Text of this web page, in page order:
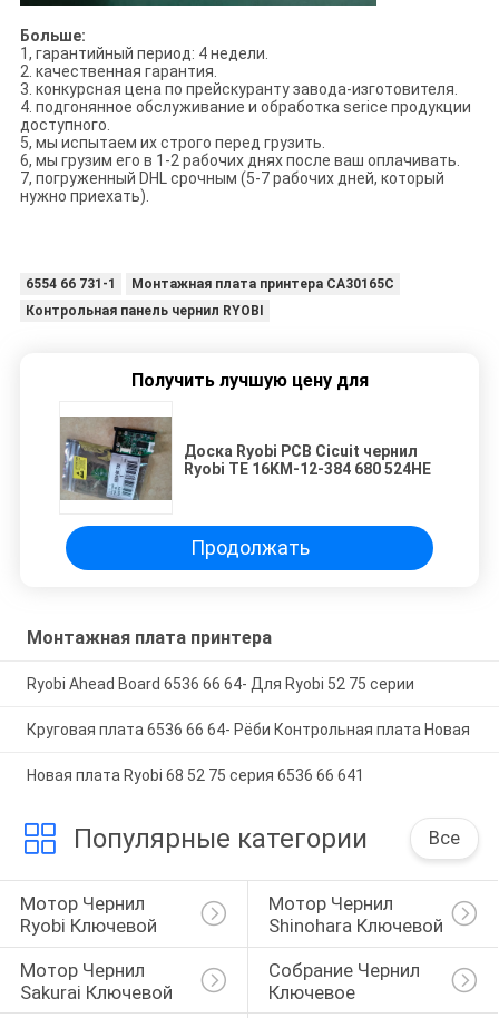
Больше:
1, гарантийный период: 4 недели.
2. качественная гарантия.
3. конкурсная цена по прейскуранту завода-изготовителя.
4. подгонянное обслуживание и обработка serice продукции
доступного.
5, мы испытаем их строго перед грузить.
6, мы грузим его в 1-2 рабочих днях после ваш оплачивать.
7, погруженный DHL срочным (5-7 рабочих дней, который
нужно приехать).
6554 66 731-1
Монтажная плата принтера CA30165C
Контрольная панель чернил RYOBI
Получить лучшую цену для
Доска Ryobi PCB Cicuit чернил
Ryobi TE 16KM-12-384 680 524HE
Продолжать
Монтажная плата принтера
Ryobi Ahead Board 6536 66 64- Для Ryobi 52 75 серии
Круговая плата 6536 66 64- Рёби Контрольная плата Новая
Новая плата Ryobi 68 52 75 серия 6536 66 641
Популярные категории Все
Мотор Чернил
Ryobi Ключевой
Мотор Чернил
Shinohara Ключевой
Мотор Чернил
Sakurai Ключевой
Собрание Чернил
Ключевое